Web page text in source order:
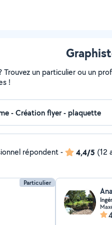
Trouvez un particulier ou un
!
répondent- 4,4/5 (12
Particulier